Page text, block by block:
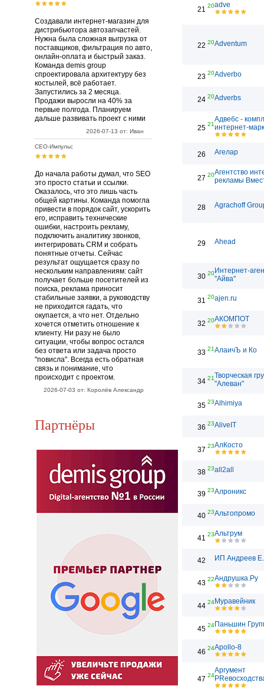
Создавали интернет-магазин для
дистрибьютора автозапчастей.
Нужна была сложная выгрузка от
поставщиков, фильтрация по авто,
онлайн-оплата и быстрый заказ.
Команда demis group
спроектировала архитектуру без
костылей, всё работает.
Запустились за 2 месяца.
Продажи выросли на 40% за
первые полгода. Планируем
дальше развивать проект с ними
2026-07-13 от: Иван
СЕО-Импульс
До начала работы думал, что SEO
это просто статьи и ссылки.
Оказалось, что это лишь часть
общей картины. Команда помогла
привести в порядок сайт, ускорить
его, исправить технические
ошибки, настроить рекламу,
подключить аналитику звонков,
интегрировать CRM и собрать
понятные отчеты. Сейчас
результат ощущается сразу по
нескольким направлениям: сайт
получает больше посетителей из
поиска, реклама приносит
стабильные заявки, а руководству
не приходится гадать, что
окупается, а что нет. Отдельно
хочется отметить отношение к
клиенту. Ни разу не было
ситуации, чтобы вопрос остался
без ответа или задача просто
"повисла". Всегда есть обратная
связь и понимание, что
происходит с проектом.
2026-07-03 от: Королёв Александр
Партнёры
21 20adve
22 20Adventum
23 20Adverbo
24 20Adverbs
25 21
Адвебс -
интернет-
26 Агелар
27 20Агентство
рекламы
28 Agrachoff
29 Ahead
30 20Интернет-
"Айва"
31 20ajen.ru
32 20АКОМПОТ
33 21АлаичЪ и Ко
34 21Творческая
"Алеван"
35 23Alhimiya
36 23AliveIT
37 23АлКосто
38 23all2all
39 23Алроникс
40 23Альтопромо
41 23Альтрум
42 ИП Андреев
43 22Андрушка.Ру
44 24Муравейник
45 24Паньшин
46 24Apollo-8
47 24
Аргумент